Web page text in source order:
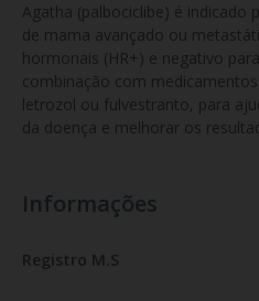
Agatha (palbociclibe) é
de mama avançado ou
hormonais (HR+) e negativo
combinação com
letrozol ou fulvestranto, para
da doença e melhorar os
Informações
Registro M.S